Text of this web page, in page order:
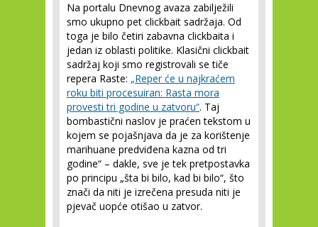
Na portalu Dnevnog avaza zabilježili
smo ukupno pet clickbait sadržaja. Od
toga je bilo četiri zabavna clickbaita i
jedan iz oblasti politike. Klasični clickbait
sadržaj koji smo registrovali se tiče
repera Raste: „Reper će u najkraćem
roku biti procesuiran: Rasta mora
provesti tri godine u zatvoru“. Taj
bombastični naslov je praćen tekstom u
kojem se pojašnjava da je za korištenje
marihuane predviđena kazna od tri
godine“ – dakle, sve je tek pretpostavka
po principu „šta bi bilo, kad bi bilo“, što
znači da niti je izrečena presuda niti je
pjevač uopće otišao u zatvor.